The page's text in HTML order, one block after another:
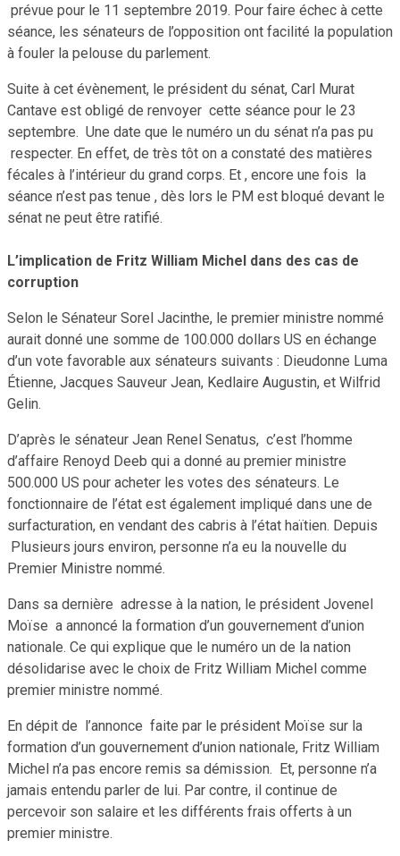
prévue pour le 11 septembre 2019. Pour faire échec à cette
séance, les sénateurs de l’opposition ont facilité la population
à fouler la pelouse du parlement.
Suite à cet évènement, le président du sénat, Carl Murat
Cantave est obligé de renvoyer cette séance pour le 23
septembre. Une date que le numéro un du sénat n’a pas pu
respecter. En effet, de très tôt on a constaté des matières
fécales à l’intérieur du grand corps. Et , encore une fois la
séance n’est pas tenue , dès lors le PM est bloqué devant le
sénat ne peut être ratifié.
L’implication de Fritz William Michel dans des cas de
corruption
Selon le Sénateur Sorel Jacinthe, le premier ministre nommé
aurait donné une somme de 100.000 dollars US en échange
d’un vote favorable aux sénateurs suivants : Dieudonne Luma
Étienne, Jacques Sauveur Jean, Kedlaire Augustin, et Wilfrid
Gelin.
D’après le sénateur Jean Renel Senatus, c’est l’homme
d’affaire Renoyd Deeb qui a donné au premier ministre
500.000 US pour acheter les votes des sénateurs. Le
fonctionnaire de l’état est également impliqué dans une de
surfacturation, en vendant des cabris à l’état haïtien. Depuis
Plusieurs jours environ, personne n’a eu la nouvelle du
Premier Ministre nommé.
Dans sa dernière adresse à la nation, le président Jovenel
Moïse a annoncé la formation d’un gouvernement d’union
nationale. Ce qui explique que le numéro un de la nation
désolidarise avec le choix de Fritz William Michel comme
premier ministre nommé.
En dépit de l’annonce faite par le président Moïse sur la
formation d’un gouvernement d’union nationale, Fritz William
Michel n’a pas encore remis sa démission. Et, personne n’a
jamais entendu parler de lui. Par contre, il continue de
percevoir son salaire et les différents frais offerts à un
premier ministre.